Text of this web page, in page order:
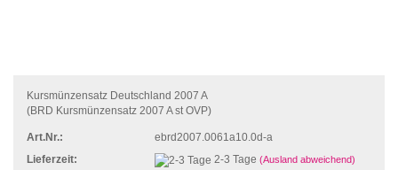
Kursmünzensatz Deutschland 2007 A
(BRD Kursmünzensatz 2007 A st OVP)
Art.Nr.:
ebrd2007.0061a10.0d-a
Lieferzeit:
2-3 Tage(Ausland abweichend)